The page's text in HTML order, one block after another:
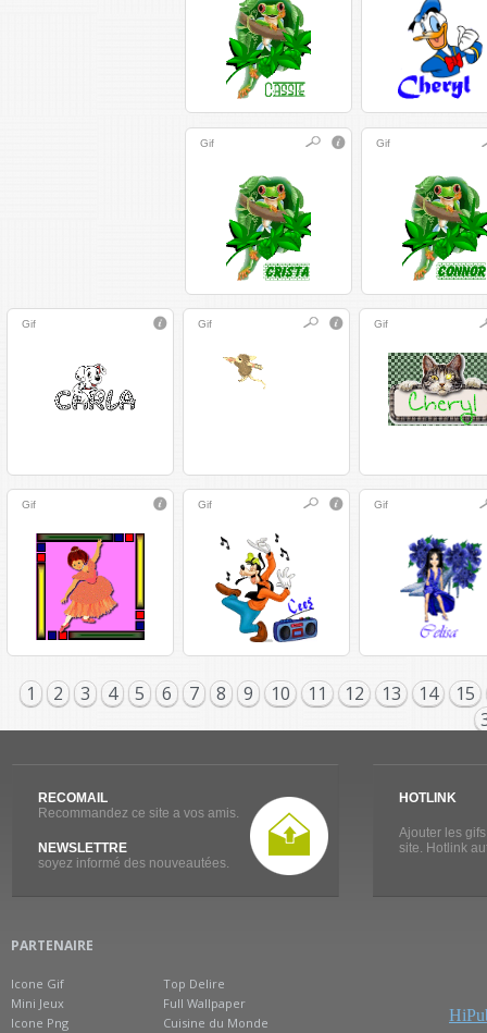
Gif Gif
Gif Gif Gif
Gif Gif Gif
1 2 3 4 5 6 7 8 9 10 11 12 13 14
15
RECOMAIL
Recommandez ce site a vos amis.
NEWSLETTRE
soyez informé des nouveautées.
HOTLINK
Ajouter les
site. Hotlink
PARTENAIRE
Icone Gif
Mini Jeux
Icone Png
Top Delire
Full Wallpaper
Cuisine du Monde